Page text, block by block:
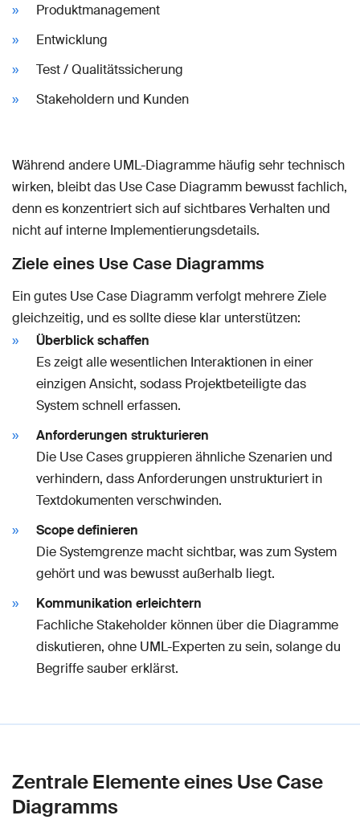
Produktmanagement
Entwicklung
Test / Qualitätssicherung
Stakeholdern und Kunden
Während andere UML-Diagramme häufig sehr technisch
wirken, bleibt das Use Case Diagramm bewusst fachlich,
denn es konzentriert sich auf sichtbares Verhalten und
nicht auf interne Implementierungsdetails.
Ziele eines Use Case Diagramms
Ein gutes Use Case Diagramm verfolgt mehrere Ziele
gleichzeitig, und es sollte diese klar unterstützen:
Überblick schaffen
Es zeigt alle wesentlichen Interaktionen in einer
einzigen Ansicht, sodass Projektbeteiligte das
System schnell erfassen.
Anforderungen strukturieren
Die Use Cases gruppieren ähnliche Szenarien und
verhindern, dass Anforderungen unstrukturiert in
Textdokumenten verschwinden.
Scope definieren
Die Systemgrenze macht sichtbar, was zum System
gehört und was bewusst außerhalb liegt.
Kommunikation erleichtern
Fachliche Stakeholder können über die Diagramme
diskutieren, ohne UML-Experten zu sein, solange du
Begriffe sauber erklärst.
Zentrale Elemente eines Use Case
Diagramms